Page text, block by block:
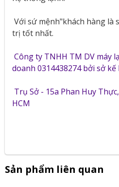
Với sứ mệnh"khách hàng là
trị tốt nhất.
Công ty TNHH TM DV máy
doanh 0314438274 bởi sở
Trụ Sở - 15a Phan Huy
HCM
Sản phẩm liên quan